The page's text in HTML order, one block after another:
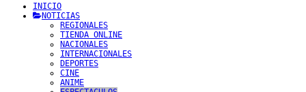
INICIO
NOTICIAS
REGIONALES
TIENDA ONLINE
NACIONALES
INTERNACIONALES
DEPORTES
CINE
ANIME